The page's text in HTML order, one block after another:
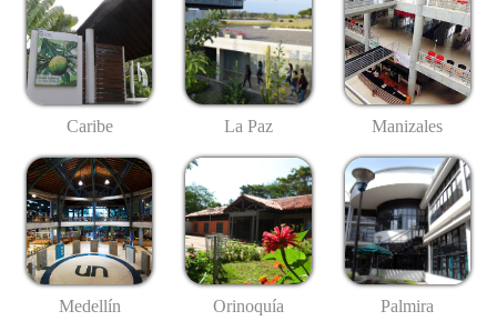
Caribe La Paz Manizales
Medellín Orinoquía Palmira